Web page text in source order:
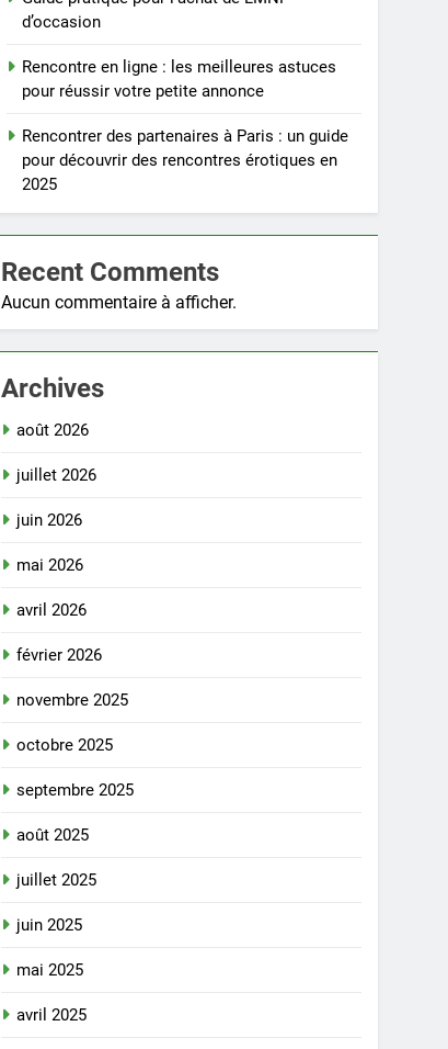
d’occasion
Rencontre en ligne : les meilleures astuces
pour réussir votre petite annonce
Rencontrer des partenaires à Paris : un guide
pour découvrir des rencontres érotiques en
2025
Recent Comments
Aucun commentaire à afficher.
Archives
août 2026
juillet 2026
juin 2026
mai 2026
avril 2026
février 2026
novembre 2025
octobre 2025
septembre 2025
août 2025
juillet 2025
juin 2025
mai 2025
avril 2025